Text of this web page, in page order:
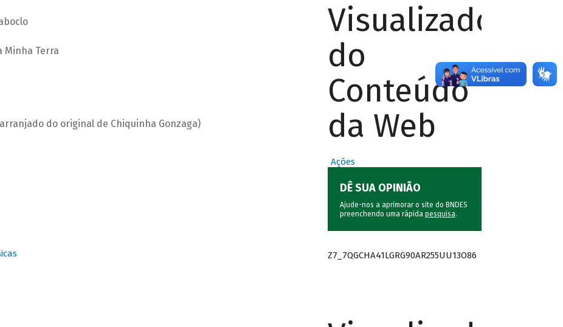
Minha Terra
do original de Chiquinha Gonzaga)
Visualizador
do
Conteúdo
da Web
Ações
DÊ SUA OPINIÃO
Ajude-nos a aprimorar o site do BNDES
preenchendo uma rápida pesquisa.
Z7_7QGCHA41LGRG90AR255UU13O86